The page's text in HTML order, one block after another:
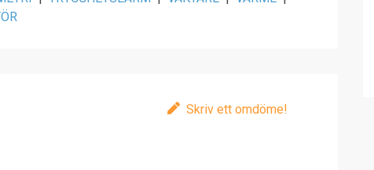
Skriv ett omdöme!